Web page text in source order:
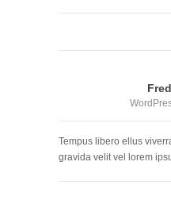
Tempus libero ellus
gravida velit vel lorem